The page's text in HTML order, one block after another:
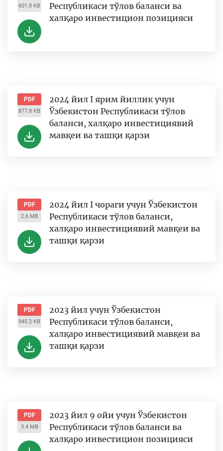
601.8 KB
Республикаси тўлов баланси ва
халқаро инвестицион позицияси
PDF
877.8 KB
2024 йил I ярим йиллик учун
Ўзбекистон Республикаси тўлов
баланси, халқаро инвестициявий
мавқеи ва ташқи қарзи
PDF
2.6 MB
2024 йил I чораги учун Ўзбекистон
Республикаси тўлов баланси,
халқаро инвестициявий мавқеи ва
ташқи қарзи
PDF
945.2 KB
2023 йил учун Ўзбекистон
Республикаси тўлов баланси,
халқаро инвестициявий мавқеи ва
ташқи қарзи
PDF
3.4 MB
2023 йил 9 ойи учун Ўзбекистон
Республикаси тўлов баланси ва
халқаро инвестицион позицияси